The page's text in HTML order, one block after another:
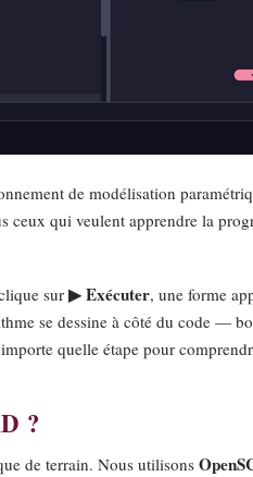
de modélisation
ceux qui veulent apprendre la
sur▶ Exécuter, une forme
se dessine à côté du code —
quelle étape pour
?
de terrain. Nous utilisons